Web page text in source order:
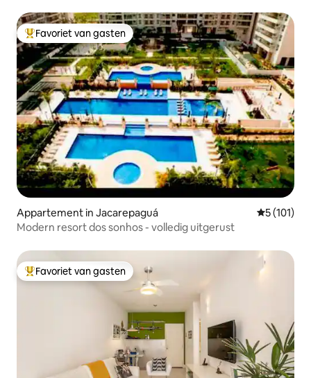
Topfavoriet van gasten
Favoriet van gasten
Appartement in Jacarepaguá
5 (101)
Modern resort dos sonhos - volledig uitgerust
Topfavoriet van gasten
Favoriet van gasten